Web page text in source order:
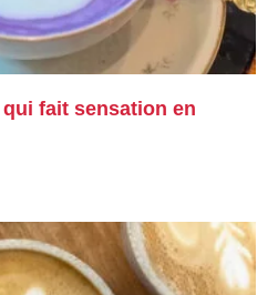
fait sensation en